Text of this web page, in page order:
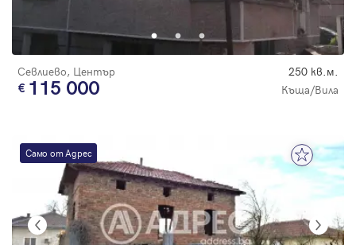
цена
Севлиево, Център 250 кв.м.
115 000 Къща/Вила
Само от Адрес
Парола
Забравена парола
Регистрация